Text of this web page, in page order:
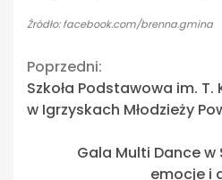
Źródło: facebook.com/brenna.gmina
Continue
Reading
Poprzedni:
Szkoła Podstawowa im.
w Igrzyskach Młodzieży
Gala Multi Dance
emocje i